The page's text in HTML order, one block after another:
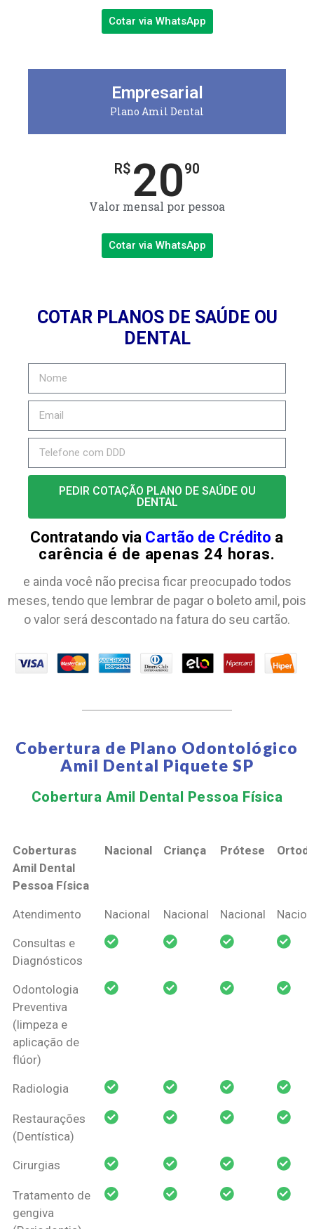
Cotar via WhatsApp
Empresarial
Plano Amil Dental
R$ 2090
Valor mensal por pessoa
Cotar via WhatsApp
COTAR PLANOS DE SAÚDE OU
DENTAL
PEDIR COTAÇÃO PLANO DE SAÚDE OU
DENTAL
Contratando via Cartão de Crédito a
carência é de apenas 24 horas.
e ainda você não precisa ficar preocupado todos
meses, tendo que lembrar de pagar o boleto amil, pois
o valor será descontado na fatura do seu cartão.
Cobertura de Plano Odontológico
Amil Dental Piquete SP
Cobertura Amil Dental Pessoa Física​
Coberturas
Amil Dental
Pessoa Física
Nacional Criança Prótese
Coberturas
Pessoa Física
Nacional Criança Prótese
Atendimento Nacional Nacional Nacional
Consultas e
Diagnósticos
Odontologia
Preventiva
(limpeza e
aplicação de
flúor)
Radiologia
Restaurações
(Dentística)
Cirurgias
Tratamento de
gengiva